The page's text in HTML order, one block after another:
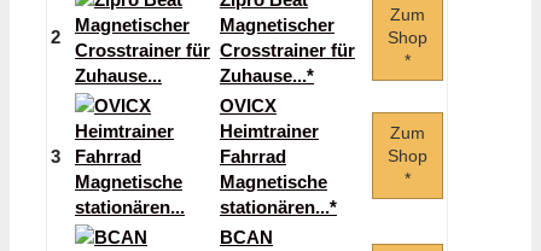
2
Magnetischer
Crosstrainer für
Zuhause...*
Zum
Shop
*
3
OVICX
Heimtrainer
Fahrrad
Magnetische
stationären...*
Zum
Shop
*
BCAN